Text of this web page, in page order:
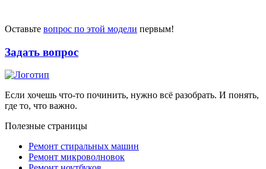
Оставьте вопрос по этой модели первым!
Задать вопрос
Если хочешь что-то починить, нужно всё разобрать. И понять,
где то, что важно.
Полезные страницы
Ремонт стиральных машин
Ремонт микроволновок